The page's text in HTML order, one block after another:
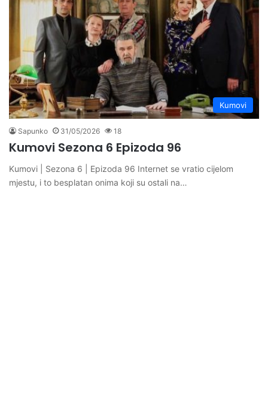
Kumovi
Sapunko 31/05/2026 18
Kumovi Sezona 6 Epizoda 96
Kumovi | Sezona 6 | Epizoda 96 Internet se vratio cijelom
mjestu, i to besplatan onima koji su ostali na…